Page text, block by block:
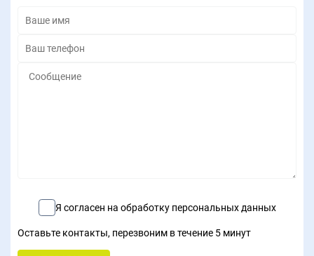
Я согласен на обработку персональных данных
Оставьте контакты, перезвоним в течение 5 минут